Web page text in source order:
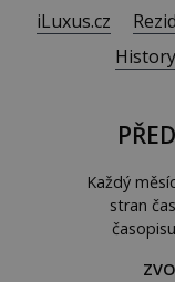
iLuxus.cz
Každý
stran